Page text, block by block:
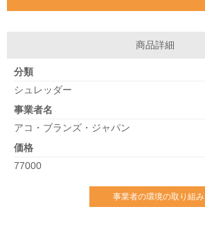
商品詳細
分類
シュレッダー
事業者名
アコ・ブランズ・ジャパン
価格
77000
事業者の環境の取り組み